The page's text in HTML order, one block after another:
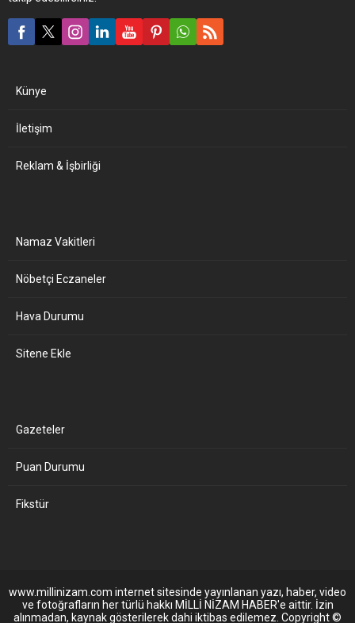
Künye
İletişim
Reklam & İşbirliği
Namaz Vakitleri
Nöbetçi Eczaneler
Hava Durumu
Sitene Ekle
Gazeteler
Puan Durumu
Fikstür
www.millinizam.com internet sitesinde yayınlanan yazı, haber, video
ve fotoğrafların her türlü hakkı MİLLİ NİZAM HABER'e aittir. İzin
alınmadan, kaynak gösterilerek dahi iktibas edilemez. Copyright ©